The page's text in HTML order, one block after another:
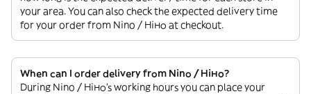
your area. You can also check the expected delivery time
for your order from Nino / Ніно at checkout.
When can I order delivery from Nino / Ніно?
During Nino / Ніно’s working hours you can place your